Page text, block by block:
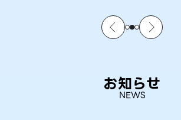
お知らせ
NEWS